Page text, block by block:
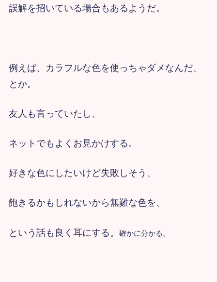
誤解を招いている場合もあるようだ。
例えば、カラフルな色を使っちゃダメなんだ、
とか。
友人も言っていたし、
ネットでもよくお見かけする。
好きな色にしたいけど失敗しそう、
飽きるかもしれないから無難な色を、
という話も良く耳にする。 確かに分かる。